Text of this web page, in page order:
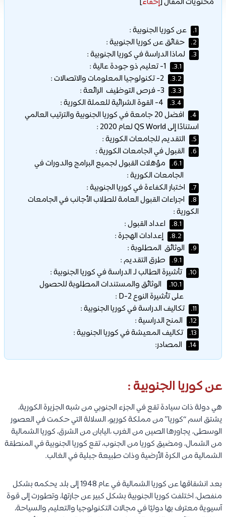
محتويات المقال[إخفاء]
1. عن كوريا الجنوبية :
2. حقائق عن كوريا الجنوبية :
3. لماذا الدراسة في كوريا الجنوبية :
3.1.
3.2.
3.3.
3.4.
4.
افضل 20 جامعة في كوريا الجنوبية والترتيب العالمي
استنادًا إلى QS World لعام 2020 :
5. التقديم للجامعات الكورية :
6. القبول في الجامعات الكورية :
6.1.
مؤهلات القبول لجميع البرامج والدورات في
الجامعات الكورية :
7. اختبار الكفاءة في كوريا الجنوبية :
8.
اجراءات القبول العامة للطلاب الأجانب في الجامعات
الكورية :
8.1. اعداد القبول :
8.2. إعدادات الهجرة :
9. الوثائق المطلوبة :
9.1. طرق التقديم :
10. تأشيرة الطالب لـ الدراسة في كوريا الجنوبية :
10.1.
الوثائق والمستندات المطلوبة للحصول
على تأشيرة النوع D-2 :
11. تكاليف الدراسة في كوريا الجنوبية :
12. المنح الدراسية :
13. تكاليف المعيشة في كوريا الجنوبية :
14. المصادر:
عن كوريا الجنوبية :
هي دولة ذات سيادة تقع في الجزء الجنوبي من شبه الجزيرة الكورية،
يشتق اسم “كوريا” من مملكة كوريو، السلالة التي حكمت في العصور
الوسطى، يجاورها الصين من الغرب ،اليابان من الشرق، كوريا الشمالية
من الشمال، ومضيق كوريا من الجنوب، تقع كوريا الجنوبية في المنطقة
الشمالية من الكرة الأرضية وذات طبيعة جبلية في الغالب.
بعد انشقاقها عن كوريا الشمالية في عام 1948 إلى بلد يحكمه بشكل
منفصل، اختلفت كوريا الجنوبية بشكل كبير عن جارتها، وتطورت إلى قوة
آسيوية معترف بها دوليًا في مجالات التكنولوجيا والتعليم والسياحة،